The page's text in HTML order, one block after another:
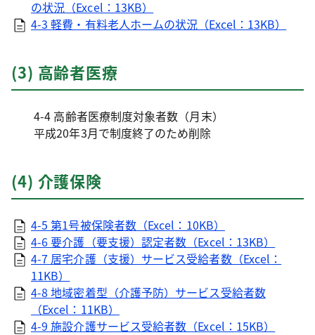
の状況（Excel：13KB）
4-3 軽費・有料老人ホームの状況（Excel：13KB）
(3) 高齢者医療
4-4 高齢者医療制度対象者数（月末）
平成20年3月で制度終了のため削除
(4) 介護保険
4-5 第1号被保険者数（Excel：10KB）
4-6 要介護（要支援）認定者数（Excel：13KB）
4-7 居宅介護（支援）サービス受給者数（Excel：
11KB）
4-8 地域密着型（介護予防）サービス受給者数
（Excel：11KB）
4-9 施設介護サービス受給者数（Excel：15KB）